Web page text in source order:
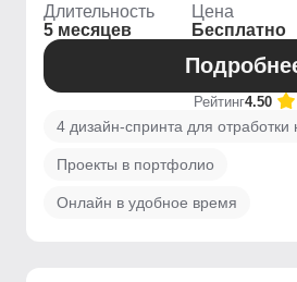
Длительность
5 месяцев
Цена
Бесплатно
Рейтинг4.50
4 дизайн-спринта для отработки
Проекты в портфолио
Онлайн в удобное время